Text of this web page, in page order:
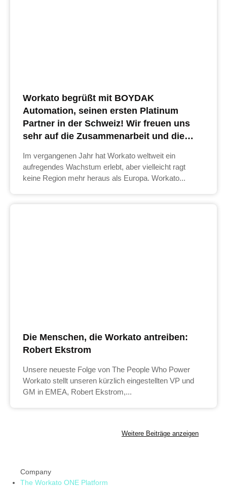
Workato begrüßt mit BOYDAK
Automation, seinen ersten Platinum
Partner in der Schweiz! Wir freuen uns
sehr auf die Zusammenarbeit und die
Im vergangenen Jahr hat Workato weltweit ein
aufregendes Wachstum erlebt, aber vielleicht ragt
keine Region mehr heraus als Europa. Workato...
Die Menschen, die Workato antreiben:
Robert Ekstrom
Unsere neueste Folge von The People Who Power
Workato stellt unseren kürzlich eingestellten VP und
GM in EMEA, Robert Ekstrom,...
Weitere Beiträge anzeigen
Company
The Workato ONE Platform